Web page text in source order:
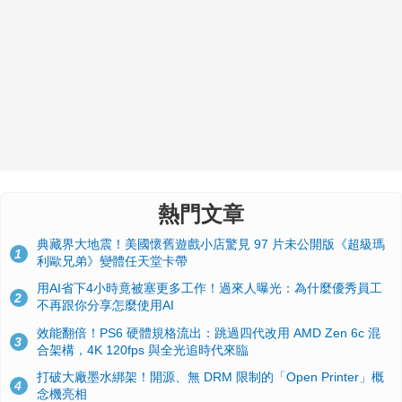
熱門文章
1
典藏界大地震！美國懷舊遊戲小店驚見 97 片未公開版《超級瑪
利歐兄弟》變體任天堂卡帶
2
用AI省下4小時竟被塞更多工作！過來人曝光：為什麼優秀員工
不再跟你分享怎麼使用AI
3
效能翻倍！PS6 硬體規格流出：跳過四代改用 AMD Zen 6c 混
合架構，4K 120fps 與全光追時代來臨
4
打破大廠墨水綁架！開源、無 DRM 限制的「Open Printer」概
念機亮相